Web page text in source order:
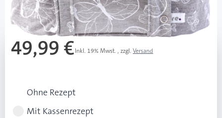
Mehr über das Produkt
49,99 €Inkl. 19% Mwst. , zzgl. Versand
Ohne Rezept
Mit Kassenrezept